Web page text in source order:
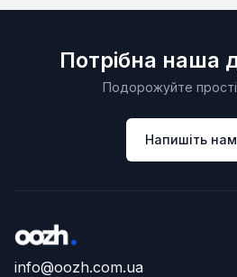
Потрібна наша
Подорожуйте
Напишіть нам
info@oozh.com.ua